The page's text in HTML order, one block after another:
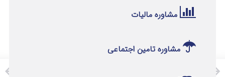
مشاوره مالیات
مشاوره تامین اجتماعی